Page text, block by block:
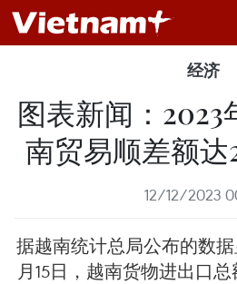
经济
图表新闻：2023
南贸易顺差额达
12/12/2023
据越南统计总局公布的数据
月15日，越南货物进出口总